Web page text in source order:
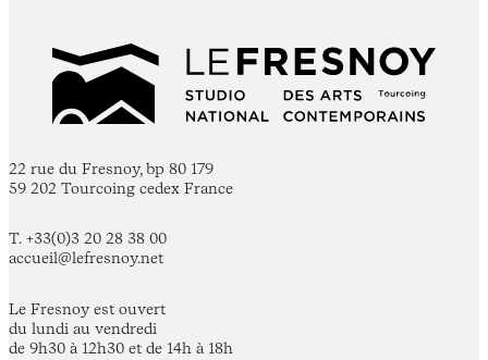
22 rue du Fresnoy, bp 80 179
59 202 Tourcoing cedex France
T. +33(0)3 20 28 38 00
accueil@lefresnoy.net
Le Fresnoy est ouvert
du lundi au vendredi
de 9h30 à 12h30 et de 14h à 18h